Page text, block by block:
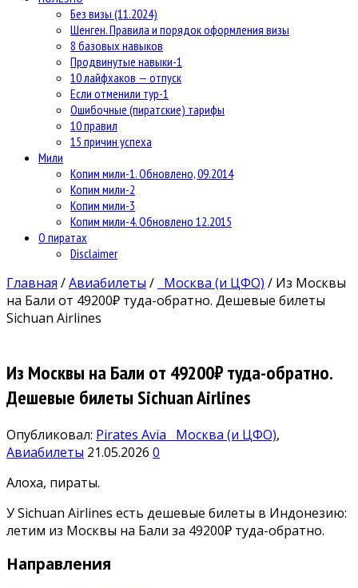
Без визы (11.2024)
Шенген. Правила и порядок оформления визы
8 базовых навыков
Продвинутые навыки-1
10 лайфхаков — отпуск
Если отменили тур-1
Ошибочные (пиратские) тарифы
10 правил
15 причин успеха
Мили
Копим мили-1. Обновлено, 09.2014
Копим мили-2
Копим мили-3
Копим мили-4. Обновлено 12.2015
О пиратах
Disclaimer
Главная /Авиабилеты / Москва (и ЦФО) / Из Москвы
на Бали от 49200₽ туда-обратно. Дешевые билеты
Sichuan Airlines
Из Москвы на Бали от 49200₽ туда-обратно.
Дешевые билеты Sichuan Airlines
Опубликовал: Pirates Avia Москва (и ЦФО),
Авиабилеты 21.05.2026 0
Алоха, пираты.
У Sichuan Airlines есть дешевые билеты в Индонезию:
летим из Москвы на Бали за 49200₽ туда-обратно.
Направления